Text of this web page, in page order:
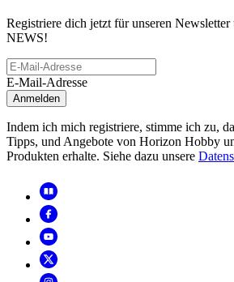
Registriere dich jetzt für unseren Newsletter
NEWS!
E-Mail-Adresse
Anmelden
Indem ich mich registriere, stimme ich zu,
Tipps, und Angebote von Horizon Hobby
Produkten erhalte. Siehe dazu unsere